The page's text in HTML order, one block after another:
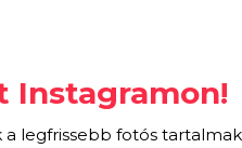
Instagramon!
a legfrissebb fotós